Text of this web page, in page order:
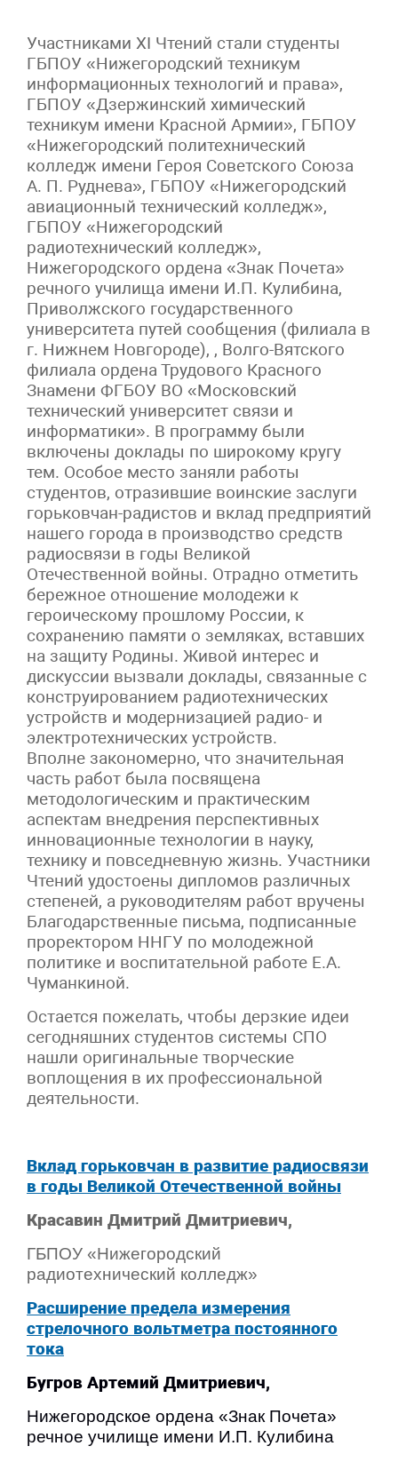
Участниками XI Чтений стали студенты
ГБПОУ «Нижегородский техникум
информационных технологий и права»,
ГБПОУ «Дзержинский химический
техникум имени Красной Армии», ГБПОУ
«Нижегородский политехнический
колледж имени Героя Советского Союза
А. П. Руднева», ГБПОУ «Нижегородский
авиационный технический колледж»,
ГБПОУ «Нижегородский
радиотехнический колледж»,
Нижегородского ордена «Знак Почета»
речного училища имени И.П. Кулибина,
Приволжского государственного
университета путей сообщения (филиала в
г. Нижнем Новгороде), , Волго-Вятского
филиала ордена Трудового Красного
Знамени ФГБОУ ВО «Московский
технический университет связи и
информатики». В программу были
включены доклады по широкому кругу
тем. Особое место заняли работы
студентов, отразившие воинские заслуги
горьковчан-радистов и вклад предприятий
нашего города в производство средств
радиосвязи в годы Великой
Отечественной войны. Отрадно отметить
бережное отношение молодежи к
героическому прошлому России, к
сохранению памяти о земляках, вставших
на защиту Родины. Живой интерес и
дискуссии вызвали доклады, связанные с
конструированием радиотехнических
устройств и модернизацией радио- и
электротехнических устройств.
Вполне закономерно, что значительная
часть работ была посвящена
методологическим и практическим
аспектам внедрения перспективных
инновационные технологии в науку,
технику и повседневную жизнь. Участники
Чтений удостоены дипломов различных
степеней, а руководителям работ вручены
Благодарственные письма, подписанные
проректором ННГУ по молодежной
политике и воспитательной работе Е.А.
Чуманкиной.
Остается пожелать, чтобы дерзкие идеи
сегодняшних студентов системы СПО
нашли оригинальные творческие
воплощения в их профессиональной
деятельности.
Вклад горьковчан в развитие радиосвязи
в годы Великой Отечественной войны
Красавин Дмитрий Дмитриевич,
ГБПОУ «Нижегородский
радиотехнический колледж»
Расширение предела измерения
стрелочного вольтметра постоянного
тока
Бугров Артемий Дмитриевич,
Нижегородское ордена «Знак Почета»
речное училище имени И.П. Кулибина